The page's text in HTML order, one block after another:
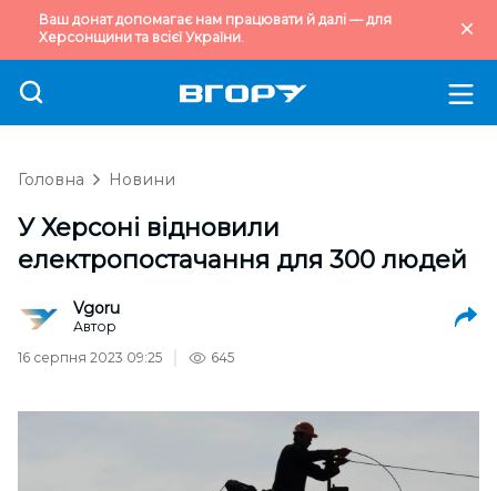
Ваш донат допомагає нам працювати й далі — для
Херсонщини та всієї України.
Головна Новини
У Херсоні відновили
електропостачання для 300 людей
Vgoru
Автор
16 серпня 2023 09:25
645